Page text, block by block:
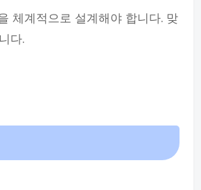
체계적으로 설계해야 합니다. 맞
다.